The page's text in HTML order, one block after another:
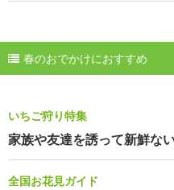
春のおでかけにおすすめ
いちご狩り特集
家族や友達を誘って新鮮な
全国お花見ガイド